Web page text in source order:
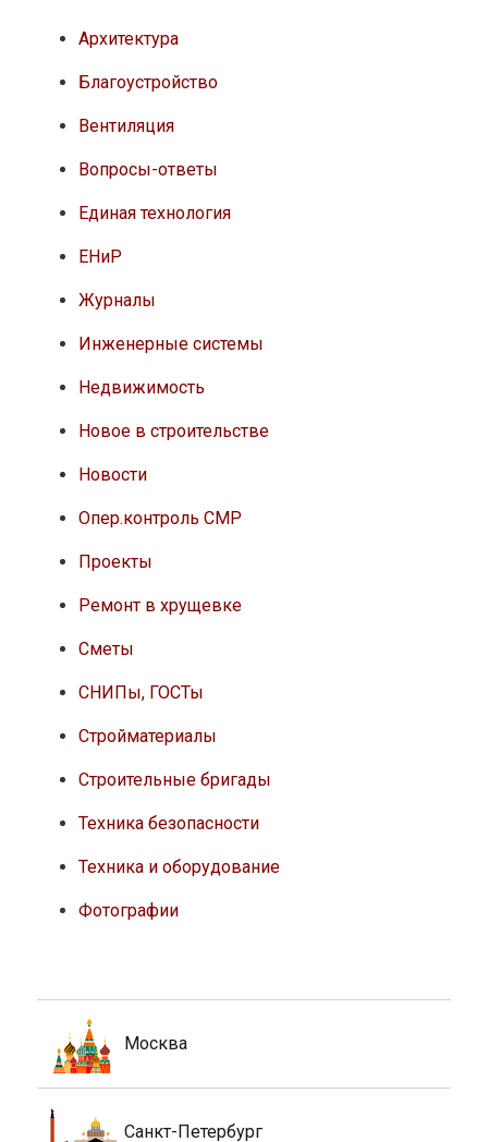
Архитектура
Благоустройство
Вентиляция
Вопросы-ответы
Единая технология
ЕНиР
Журналы
Инженерные системы
Недвижимость
Новое в строительстве
Новости
Опер.контроль СМР
Проекты
Ремонт в хрущевке
Сметы
СНИПы, ГОСТы
Стройматериалы
Строительные бригады
Техника безопасности
Техника и оборудование
Фотографии
Москва
Санкт-Петербург